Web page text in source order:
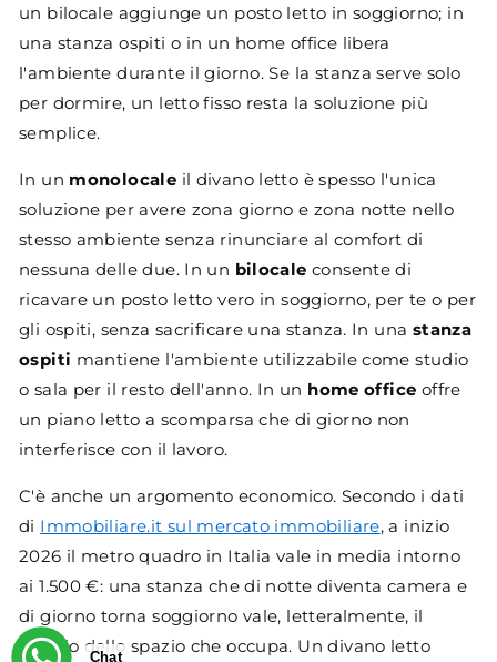
un bilocale aggiunge un posto letto in soggiorno; in
una stanza ospiti o in un home office libera
l'ambiente durante il giorno. Se la stanza serve solo
per dormire, un letto fisso resta la soluzione più
semplice.
In un monolocale il divano letto è spesso l'unica
soluzione per avere zona giorno e zona notte nello
stesso ambiente senza rinunciare al comfort di
nessuna delle due. In un bilocale consente di
ricavare un posto letto vero in soggiorno, per te o per
gli ospiti, senza sacrificare una stanza. In una stanza
ospiti mantiene l'ambiente utilizzabile come studio
o sala per il resto dell'anno. In un home office offre
un piano letto a scomparsa che di giorno non
interferisce con il lavoro.
C'è anche un argomento economico. Secondo i dati
di Immobiliare.it sul mercato immobiliare, a inizio
2026 il metro quadro in Italia vale in media intorno
ai 1.500 €: una stanza che di notte diventa camera e
di giorno torna soggiorno vale, letteralmente, il
doppio dello spazio che occupa. Un divano letto
Chat